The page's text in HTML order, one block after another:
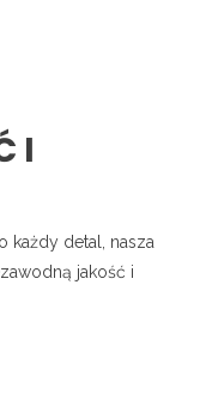
I
każdy detal, nasza
jakość i